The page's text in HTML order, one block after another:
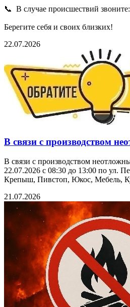
📞 В случае происшествий
Берегите себя и своих близких!
22.07.2026
В связи с производством
В связи с производством
22.07.2026 с 08:30 до 13:00 по ул.
Крепыш, Пивстоп, Юкос, Мебель,
21.07.2026